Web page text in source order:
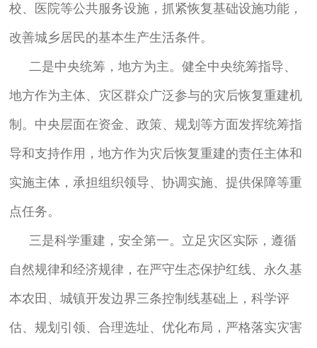
校、医院等公共服务设施，抓紧恢复基础设施功能，
改善城乡居民的基本生产生活条件。
二是中央统筹，地方为主。健全中央统筹指导、
地方作为主体、灾区群众广泛参与的灾后恢复重建机
制。中央层面在资金、政策、规划等方面发挥统筹指
导和支持作用，地方作为灾后恢复重建的责任主体和
实施主体，承担组织领导、协调实施、提供保障等重
点任务。
三是科学重建，安全第一。立足灾区实际，遵循
自然规律和经济规律，在严守生态保护红线、永久基
本农田、城镇开发边界三条控制线基础上，科学评
估、规划引领、合理选址、优化布局，严格落实灾害